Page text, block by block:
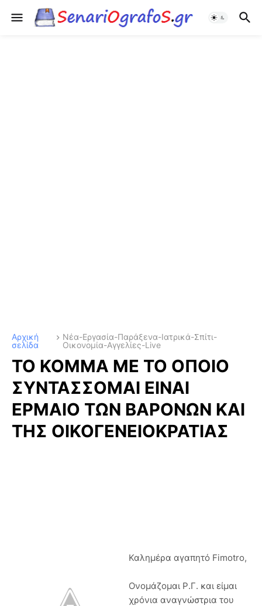
Αρχική
σελίδα
Νέα-Εργασία-Παράξενα-Ιατρικά-Σπίτι-
Οικονομία-Αγγελίες-Live
ΤΟ ΚΟΜΜΑ ΜΕ ΤΟ ΟΠΟΙΟ
ΣΥΝΤΑΣΣΟΜΑΙ ΕΙΝΑΙ
ΕΡΜΑΙΟ ΤΩΝ ΒΑΡΟΝΩΝ ΚΑΙ
ΤΗΣ ΟΙΚΟΓΕΝΕΙΟΚΡΑΤΙΑΣ
Καλημέρα αγαπητό Fimotro,
Ονομάζομαι Ρ.Γ. και είμαι
χρόνια αναγνώστρια του